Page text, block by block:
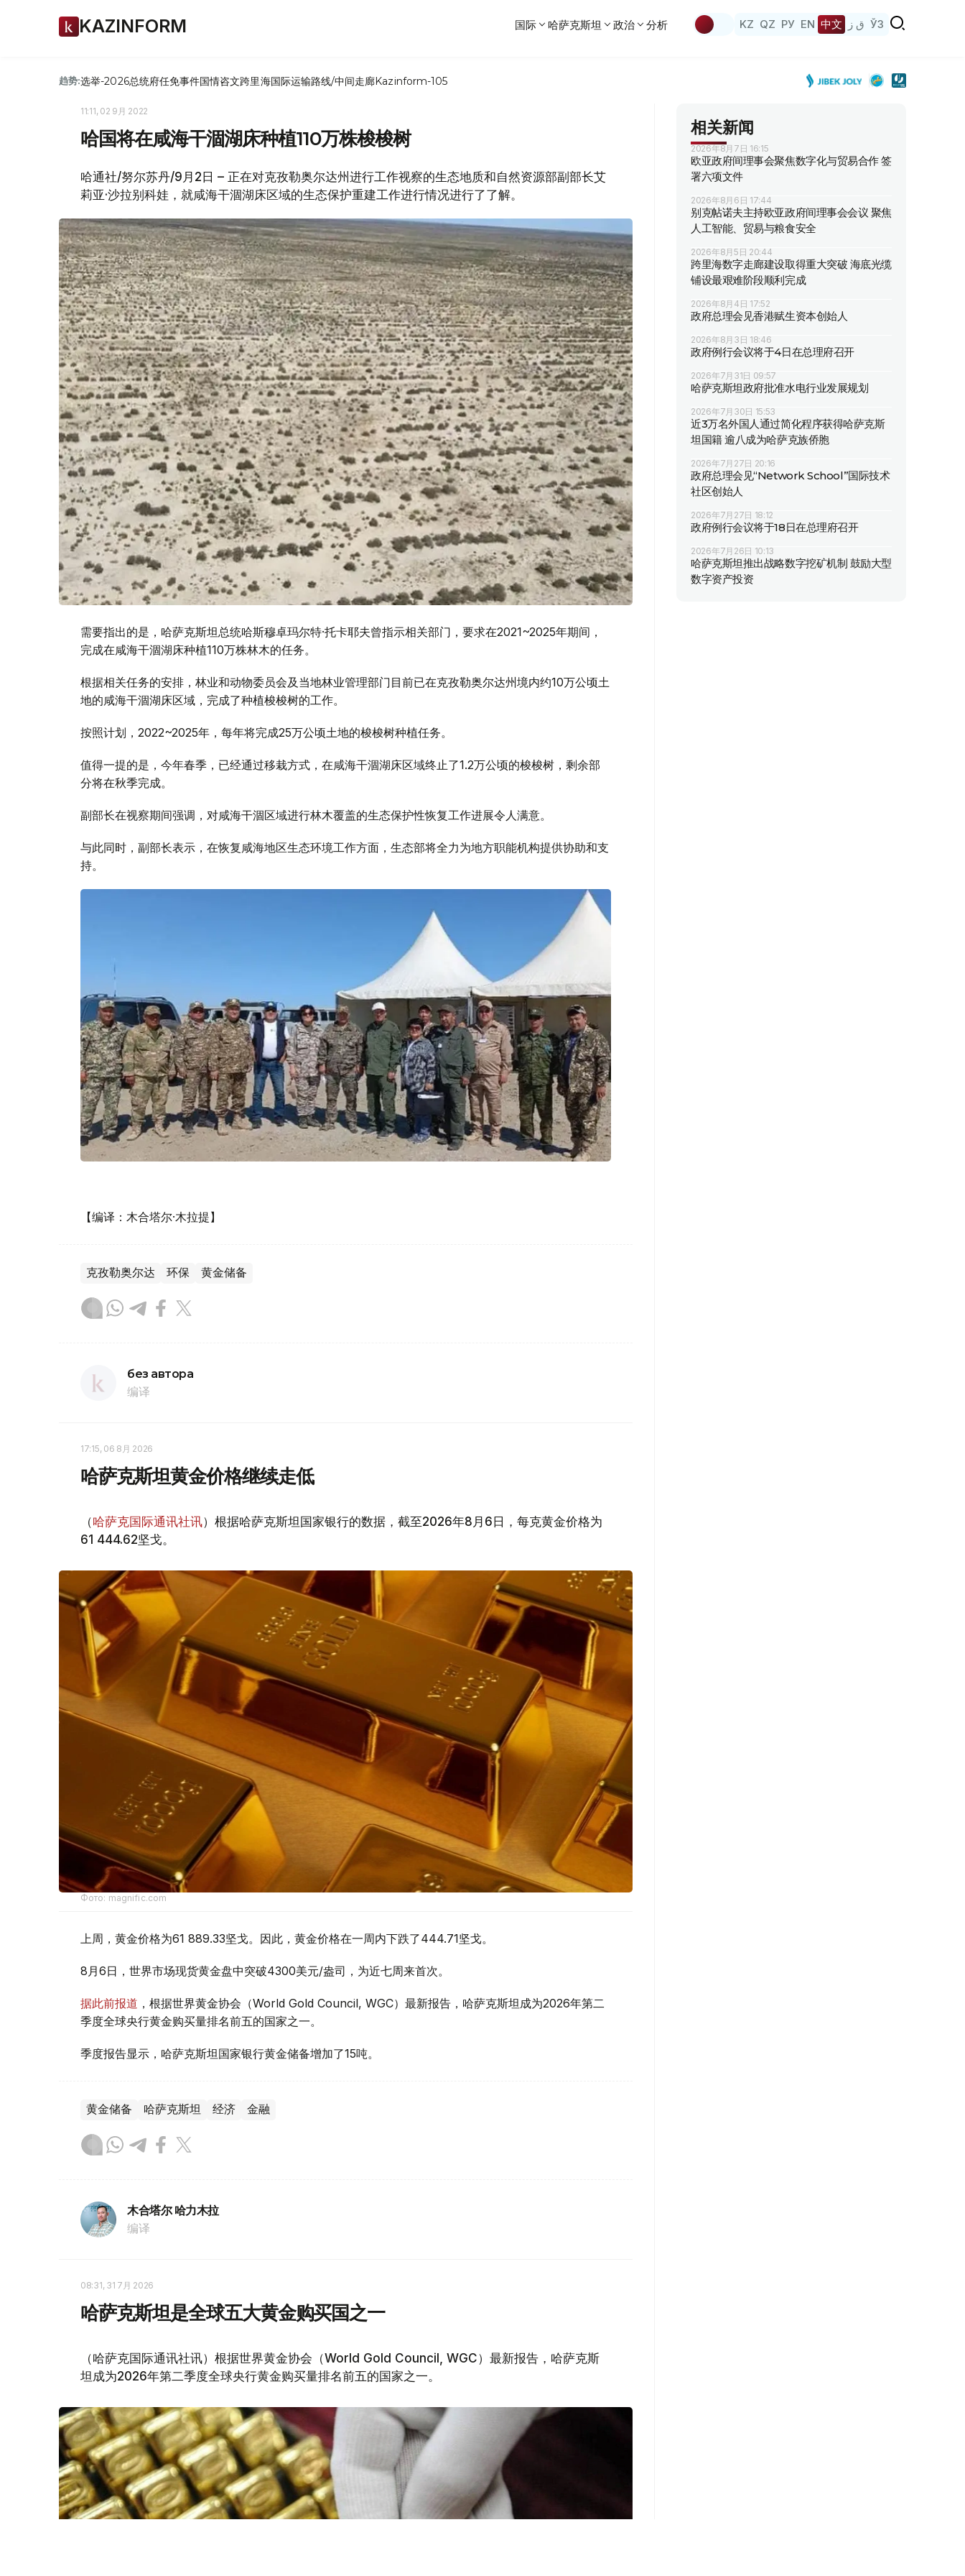
KAZINFORM 国际 哈萨克斯坦 政治 分析 KZ QZ РУ EN 中文 ق ز ЎЗ
趋势:选举-2026总统府任免事件国情咨文跨里海国际运输路线/中间走廊Kazinform-105
11:11, 02 9月 2022
哈国将在咸海干涸湖床种植110万株梭梭树
哈通社/努尔苏丹/9月2日 – 正在对克孜勒奥尔达州进行工作视察的生态地质和自然资源部副部长艾
莉亚·沙拉别科娃，就咸海干涸湖床区域的生态保护重建工作进行情况进行了了解。
需要指出的是，哈萨克斯坦总统哈斯穆卓玛尔特·托卡耶夫曾指示相关部门，要求在2021~2025年期间，
完成在咸海干涸湖床种植110万株林木的任务。
根据相关任务的安排，林业和动物委员会及当地林业管理部门目前已在克孜勒奥尔达州境内约10万公顷土
地的咸海干涸湖床区域，完成了种植梭梭树的工作。
按照计划，2022~2025年，每年将完成25万公顷土地的梭梭树种植任务。
值得一提的是，今年春季，已经通过移栽方式，在咸海干涸湖床区域终止了1.2万公顷的梭梭树，剩余部
分将在秋季完成。
副部长在视察期间强调，对咸海干涸区域进行林木覆盖的生态保护性恢复工作进展令人满意。
与此同时，副部长表示，在恢复咸海地区生态环境工作方面，生态部将全力为地方职能机构提供协助和支
持。
【编译：木合塔尔·木拉提】
克孜勒奥尔达 环保 黄金储备
без автора
编译
17:15, 06 8月 2026
哈萨克斯坦黄金价格继续走低
（哈萨克国际通讯社讯）根据哈萨克斯坦国家银行的数据，截至2026年8月6日，每克黄金价格为
61 444.62坚戈。
Фото: magnific.com
上周，黄金价格为61 889.33坚戈。因此，黄金价格在一周内下跌了444.71坚戈。
8月6日，世界市场现货黄金盘中突破4300美元/盎司，为近七周来首次。
据此前报道 ，根据世界黄金协会（World Gold Council, WGC）最新报告，哈萨克斯坦成为2026年第二
季度全球央行黄金购买量排名前五的国家之一。
季度报告显示，哈萨克斯坦国家银行黄金储备增加了15吨。
黄金储备 哈萨克斯坦 经济 金融
木合塔尔 哈力木拉
编译
08:31, 31 7月 2026
哈萨克斯坦是全球五大黄金购买国之一
（哈萨克国际通讯社讯）根据世界黄金协会（World Gold Council, WGC）最新报告，哈萨克斯
坦成为2026年第二季度全球央行黄金购买量排名前五的国家之一。
相关新闻
2026年8月7日 16:15
欧亚政府间理事会聚焦数字化与贸易合作 签
署六项文件
2026年8月6日 17:44
别克帖诺夫主持欧亚政府间理事会会议 聚焦
人工智能、贸易与粮食安全
2026年8月5日 20:44
跨里海数字走廊建设取得重大突破 海底光缆
铺设最艰难阶段顺利完成
2026年8月4日 17:52
政府总理会见香港赋生资本创始人
2026年8月3日 18:46
政府例行会议将于4日在总理府召开
2026年7月31日 09:57
哈萨克斯坦政府批准水电行业发展规划
2026年7月30日 15:53
近3万名外国人通过简化程序获得哈萨克斯
坦国籍 逾八成为哈萨克族侨胞
2026年7月27日 20:16
政府总理会见“Network School”国际技术
社区创始人
2026年7月27日 18:12
政府例行会议将于18日在总理府召开
2026年7月26日 10:13
哈萨克斯坦推出战略数字挖矿机制 鼓励大型
数字资产投资